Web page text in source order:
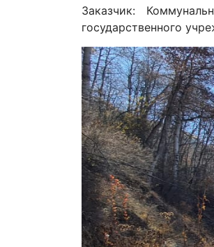
Заказчик:
государственного